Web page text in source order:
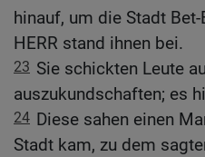
hinauf, um die Stadt
HERR stand ihnen bei.
23 Sie schickten Leute
auszukundschaften; es
24 Diese sahen einen
Stadt kam, zu dem